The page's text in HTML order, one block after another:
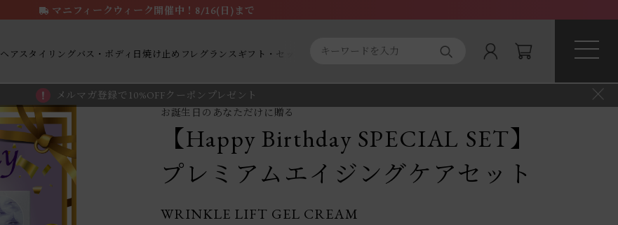
メルマガ登録で10%OFFクーポンプレゼント
マニフィークウィーク開催中！8/16(日)まで
ヘアスタイリングバス・ボディ 日焼け止め フレグランス ギフト・セット商品About magnifique
お誕生日のあなただけに贈る
【Happy Birthday SPECIAL SET】
プレミアムエイジングケアセット
WRINKLE LIFT GEL CREAM